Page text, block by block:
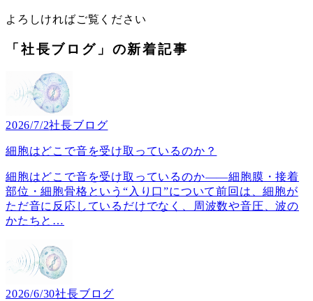
よろしければご覧ください
「社長ブログ」の新着記事
2026/7/2社長ブログ
細胞はどこで音を受け取っているのか？
細胞はどこで音を受け取っているのか――細胞膜・接着
部位・細胞骨格という“入り口”について前回は、細胞が
ただ音に反応しているだけでなく、周波数や音圧、波の
かたちと …
2026/6/30社長ブログ